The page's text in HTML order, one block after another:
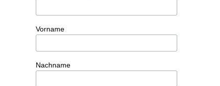
Vorname
Nachname